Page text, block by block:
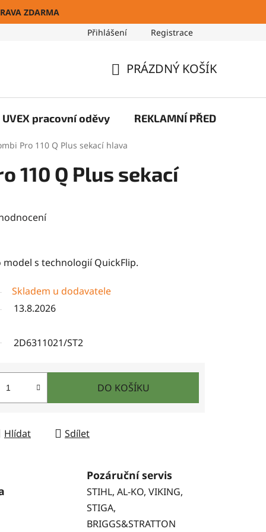
ZDARMA
Přihlášení Registrace
KOŠÍK
PRÁZDNÝ KOŠÍK
UVEX pracovní oděvy REKLAMNÍ PŘEDMĚTY
Pro 110 Q Plus sekací hlava
110 Q Plus sekací
s technologií QuickFlip.
Skladem u dodavatele
13.8.2026
2D6311021/ST2
DO KOŠÍKU
Hlídat Sdílet
Pozáruční servis
STIHL, AL-KO, VIKING,
STIGA,
BRIGGS&STRATTON